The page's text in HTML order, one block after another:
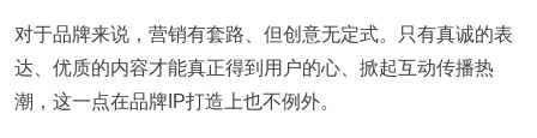
对于品牌来说，营销有套路、但创意无定式。只有真诚的表
达、优质的内容才能真正得到用户的心、掀起互动传播热
潮，这一点在品牌IP打造上也不例外。